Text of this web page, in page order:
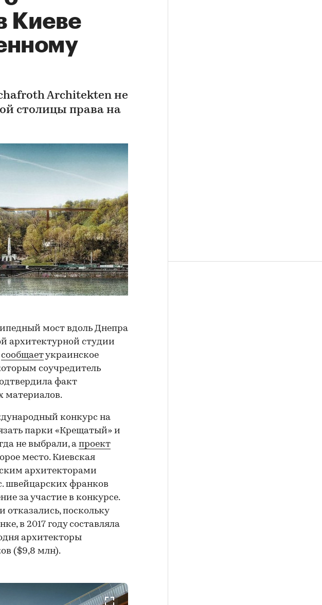
Киеве
Architekten не
столицы права на
мост вдоль Днепра
архитектурной студии
сообщаетукраинское
соучредитель
факт
материалов.
конкурс на
парки «Крещатый» и
не выбрали, а проект
место. Киевская
архитекторами
швейцарских франков
за участие в конкурсе.
отказались, поскольку
в 2017 году составляла
архитекторы
($9,8 млн).